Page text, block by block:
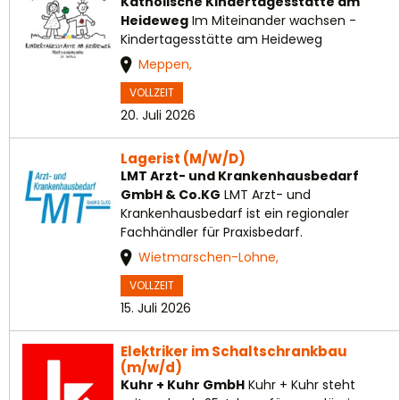
Heideweg Im Miteinander wachsen -
Kindertagesstätte am Heideweg
Meppen,
VOLLZEIT
20. Juli 2026
Lagerist (M/W/D)
LMT Arzt- und Krankenhausbedarf
GmbH & Co.KG LMT Arzt- und
Krankenhausbedarf ist ein regionaler
Fachhändler für Praxisbedarf.
Wietmarschen-Lohne,
VOLLZEIT
15. Juli 2026
Elektriker im Schaltschrankbau
(m/w/d)
Kuhr + Kuhr GmbH Kuhr + Kuhr steht